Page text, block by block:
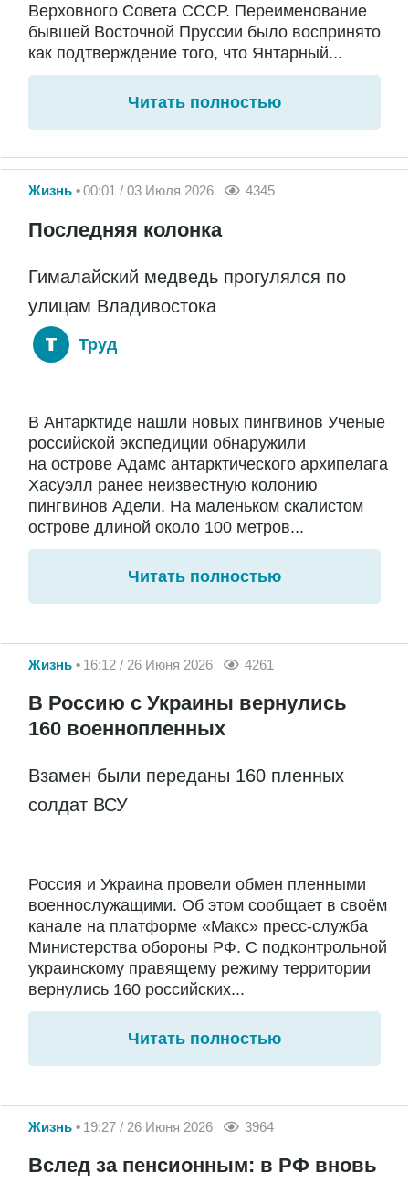
Верховного Совета СССР. Переименование
бывшей Восточной Пруссии было воспринято
как подтверждение того, что Янтарный...
Читать полностью
Жизнь 00:01 / 03 Июля 2026 4345
Последняя колонка
Гималайский медведь прогулялся по
улицам Владивостока
Труд
В Антарктиде нашли новых пингвинов Ученые
российской экспедиции обнаружили
на острове Адамс антарктического архипелага
Хасуэлл ранее неизвестную колонию
пингвинов Адели. На маленьком скалистом
острове длиной около 100 метров...
Читать полностью
Жизнь 16:12 / 26 Июня 2026 4261
В Россию с Украины вернулись
160 военнопленных
Взамен были переданы 160 пленных
солдат ВСУ
Россия и Украина провели обмен пленными
военнослужащими. Об этом сообщает в своём
канале на платформе «Макс» пресс-служба
Министерства обороны РФ. С подконтрольной
украинскому правящему режиму территории
вернулись 160 российских...
Читать полностью
Жизнь 19:27 / 26 Июня 2026 3964
Вслед за пенсионным: в РФ вновь